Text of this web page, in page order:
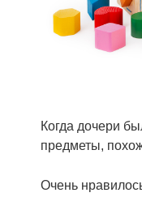
Когда дочери
предметы,
Очень